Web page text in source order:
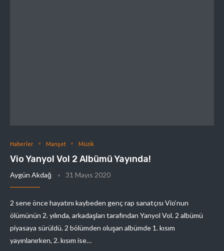
Haberler Manşet Müzik
Vio Yanyol Vol 2 Albümü Yayında!
Aygün Akdağ 31 Mayıs 2020
2 sene önce hayatını kaybeden genç rap sanatçısı Vio‘nun
ölümünün 2. yılında, arkadaşları tarafından Yanyol Vol. 2 albümü
piyasaya sürüldü. 2 bölümden oluşan albümde 1. kısım
yayınlanırken, 2. kısım ise…